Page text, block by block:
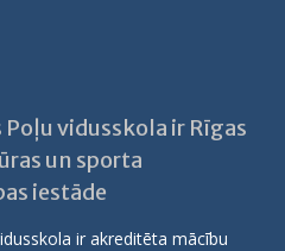
vidusskola ir Rīgas
un sporta
iestāde
ir akreditēta mācību